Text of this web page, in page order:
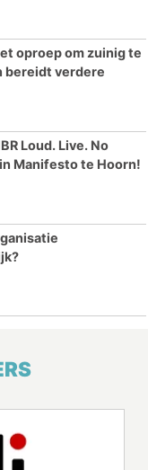
oproep om zuinig te
bereidt verdere
Loud. Live. No
Manifesto te Hoorn!